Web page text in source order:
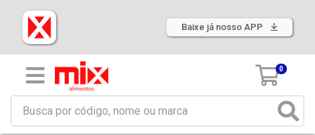
Baixe já nosso APP
0